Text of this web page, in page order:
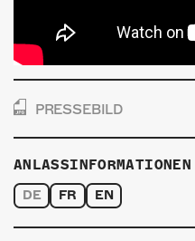
PRESSEBILD
ANLASSINFORMATIONEN
DE FR EN